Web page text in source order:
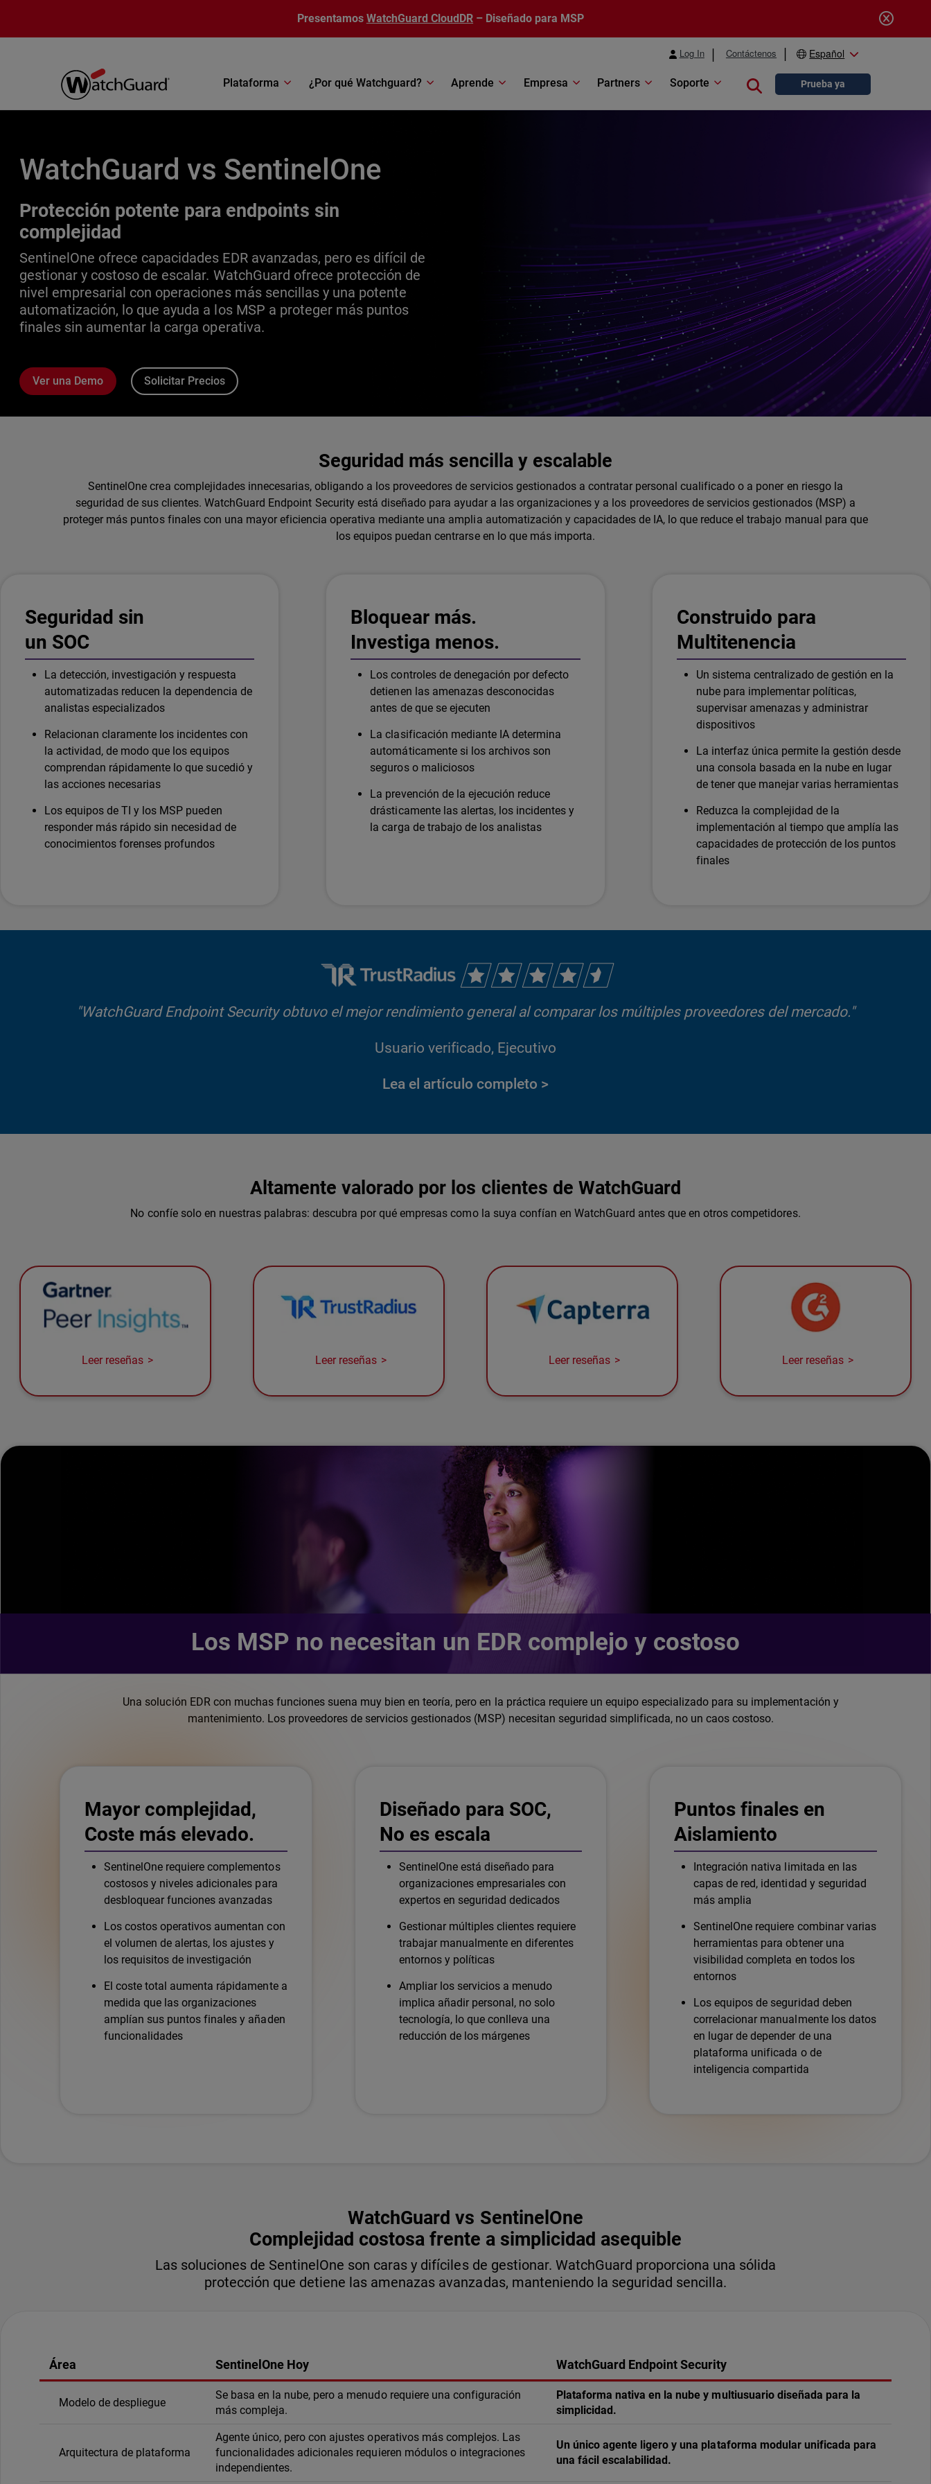
Presentamos WatchGuard CloudDR – Diseñado para MSP
Log In Contáctenos Español
Plataforma ¿Por qué Watchguard? Aprende Empresa Partners Soporte Close searchPrueba ya
WatchGuard vs SentinelOne
Protección potente para endpoints sin
complejidad
SentinelOne ofrece capacidades EDR avanzadas, pero es difícil de
gestionar y costoso de escalar. WatchGuard ofrece protección de
nivel empresarial con operaciones más sencillas y una potente
automatización, lo que ayuda a los MSP a proteger más puntos
finales sin aumentar la carga operativa.
Ver una Demo Solicitar Precios
Seguridad más sencilla y escalable
SentinelOne crea complejidades innecesarias, obligando a los proveedores de servicios gestionados a contratar personal cualificado o a poner en riesgo la
seguridad de sus clientes. WatchGuard Endpoint Security está diseñado para ayudar a las organizaciones y a los proveedores de servicios gestionados (MSP) a
proteger más puntos finales con una mayor eficiencia operativa mediante una amplia automatización y capacidades de IA, lo que reduce el trabajo manual para que
los equipos puedan centrarse en lo que más importa.
Seguridad sin
un SOC
La detección, investigación y respuesta
automatizadas reducen la dependencia de
analistas especializados
Relacionan claramente los incidentes con
la actividad, de modo que los equipos
comprendan rápidamente lo que sucedió y
las acciones necesarias
Los equipos de TI y los MSP pueden
responder más rápido sin necesidad de
conocimientos forenses profundos
Bloquear más.
Investiga menos.
Los controles de denegación por defecto
detienen las amenazas desconocidas
antes de que se ejecuten
La clasificación mediante IA determina
automáticamente si los archivos son
seguros o maliciosos
La prevención de la ejecución reduce
drásticamente las alertas, los incidentes y
la carga de trabajo de los analistas
Construido para
Multitenencia
Un sistema centralizado de gestión en la
nube para implementar políticas,
supervisar amenazas y administrar
dispositivos
La interfaz única permite la gestión desde
una consola basada en la nube en lugar
de tener que manejar varias herramientas
Reduzca la complejidad de la
implementación al tiempo que amplía las
capacidades de protección de los puntos
finales
"WatchGuard Endpoint Security obtuvo el mejor rendimiento general al comparar los múltiples proveedores del mercado."
Usuario verificado, Ejecutivo
Lea el artículo completo >
Altamente valorado por los clientes de WatchGuard
No confíe solo en nuestras palabras: descubra por qué empresas como la suya confían en WatchGuard antes que en otros competidores.
Leer reseñas Leer reseñas Leer reseñas Leer reseñas
Los MSP no necesitan un EDR complejo y costoso
Una solución EDR con muchas funciones suena muy bien en teoría, pero en la práctica requiere un equipo especializado para su implementación y
mantenimiento. Los proveedores de servicios gestionados (MSP) necesitan seguridad simplificada, no un caos costoso.
Mayor complejidad,
Coste más elevado.
SentinelOne requiere complementos
costosos y niveles adicionales para
desbloquear funciones avanzadas
Los costos operativos aumentan con
el volumen de alertas, los ajustes y
los requisitos de investigación
El coste total aumenta rápidamente a
medida que las organizaciones
amplían sus puntos finales y añaden
funcionalidades
Diseñado para SOC,
No es escala
SentinelOne está diseñado para
organizaciones empresariales con
expertos en seguridad dedicados
Gestionar múltiples clientes requiere
trabajar manualmente en diferentes
entornos y políticas
Ampliar los servicios a menudo
implica añadir personal, no solo
tecnología, lo que conlleva una
reducción de los márgenes
Puntos finales en
Aislamiento
Integración nativa limitada en las
capas de red, identidad y seguridad
más amplia
SentinelOne requiere combinar varias
herramientas para obtener una
visibilidad completa en todos los
entornos
Los equipos de seguridad deben
correlacionar manualmente los datos
en lugar de depender de una
plataforma unificada o de
inteligencia compartida
WatchGuard vs SentinelOne
Complejidad costosa frente a simplicidad asequible
Las soluciones de SentinelOne son caras y difíciles de gestionar. WatchGuard proporciona una sólida
protección que detiene las amenazas avanzadas, manteniendo la seguridad sencilla.
Área SentinelOne Hoy WatchGuard Endpoint Security
Modelo de despliegue
Se basa en la nube, pero a menudo requiere una configuración
más compleja.
Plataforma nativa en la nube y multiusuario diseñada para la
simplicidad.
Arquitectura de plataforma
Agente único, pero con ajustes operativos más complejos. Las
funcionalidades adicionales requieren módulos o integraciones
independientes.
Un único agente ligero y una plataforma modular unificada para
una fácil escalabilidad.